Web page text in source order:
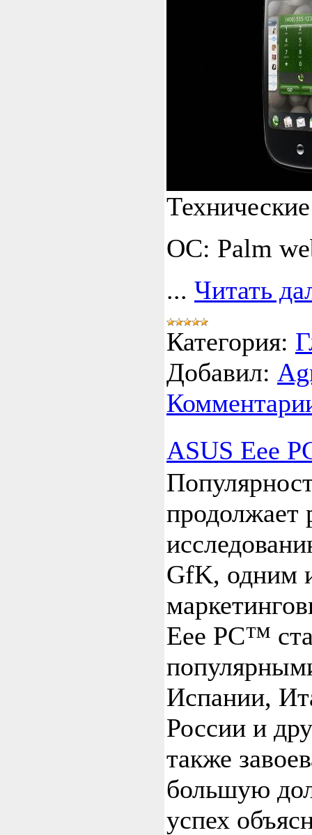
ОС: Palm
... Читать
Категория:
Добавил:
ASUS Eee
продолжает
GfK, одним
Eee PC™
Испании,
России и
также
большую
успех